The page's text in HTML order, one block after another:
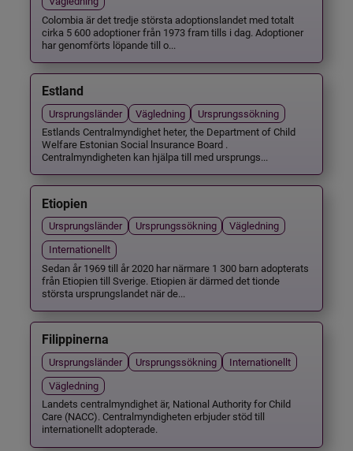
Colombia är det tredje största adoptionslandet med totalt
cirka 5 600 adoptioner från 1973 fram tills i dag. Adoptioner
har genomförts löpande till o...
Estland
Ursprungsländer Vägledning
Ursprungssökning
Estlands Centralmyndighet heter, the Department of Child
Welfare Estonian Social lnsurance Board .
Centralmyndigheten kan hjälpa till med ursprungs...
Etiopien
Ursprungsländer Ursprungssökning
Vägledning
Internationellt
Sedan år 1969 till år 2020 har närmare 1 300 barn adopterats
från Etiopien till Sverige. Etiopien är därmed det tionde
största ursprungslandet när de...
Filippinerna
Ursprungsländer Ursprungssökning
Internationellt
Vägledning
Landets centralmyndighet är, National Authority for Child
Care (NACC). Centralmyndigheten erbjuder stöd till
internationellt adopterade.